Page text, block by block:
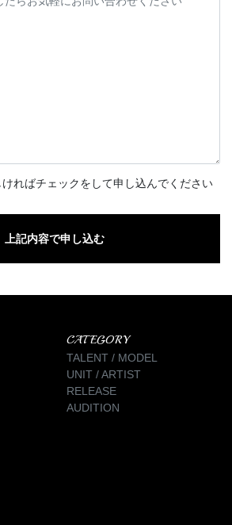
ければチェックをして申し込んでください
CATEGORY
TALENT / MODEL
UNIT / ARTIST
RELEASE
AUDITION